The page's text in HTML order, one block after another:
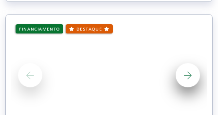
FINANCIAMENTO DESTAQUE